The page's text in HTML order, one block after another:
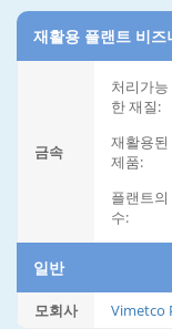
재활용 플랜트 비
금속
처리가능
한 재질:
재활용된
제품:
플랜트의
수:
일반
모회사 Vimetco